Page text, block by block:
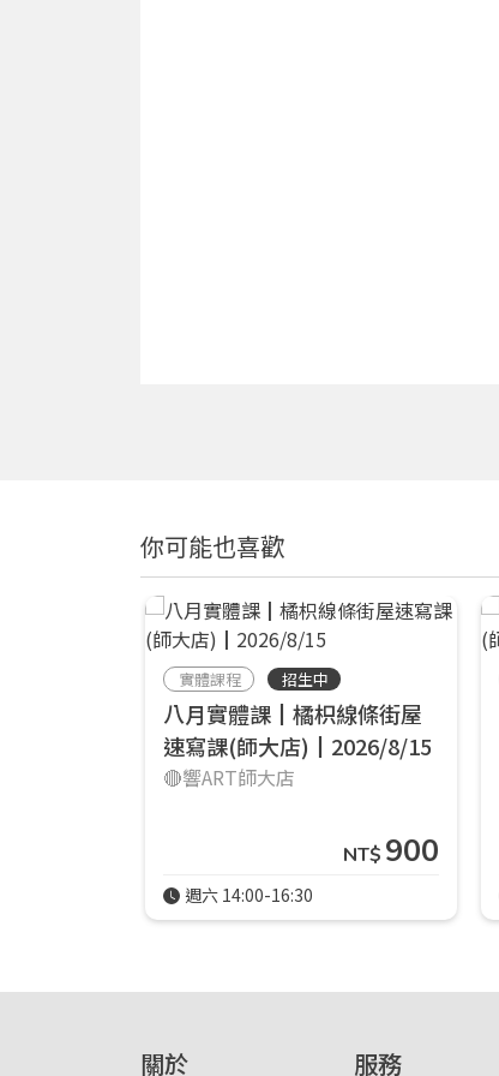
你可能也喜歡
實體課程 招生中
八月實體課┃橘枳線條街屋
速寫課(師大店)┃2026/8/15
🔴響ART師大店
NT$ 900
週六 14:00-16:30
關於 服務